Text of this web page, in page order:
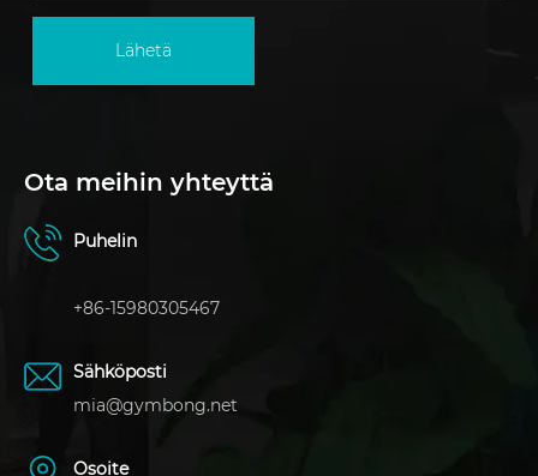
Lähetä
Ota meihin yhteyttä
Puhelin
+86-15980305467
Sähköposti
mia@gymbong.net
Osoite